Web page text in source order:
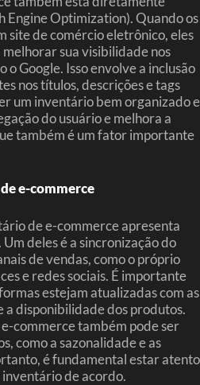
Engine Optimization). Quando os
site de comércio eletrônico, eles
sua visibilidade nos
o Google. Isso envolve a inclusão
nos títulos, descrições e tags
um inventário bem organizado e
do usuário e melhora a
também é um fator importante
e-commerce
de e-commerce apresenta
deles é a sincronização do
de vendas, como o próprio
e redes sociais. É importante
estejam atualizadas com as
disponibilidade dos produtos.
commerce também pode ser
como a sazonalidade e as
é fundamental estar atento
inventário de acordo.